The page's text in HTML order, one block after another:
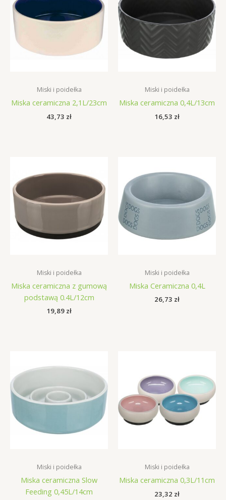
Miski i poidełka
Miska ceramiczna 2,1L/23cm
43,73 zł
Miski i poidełka
Miska ceramiczna 0,4L/13cm
16,53 zł
Miski i poidełka
Miska ceramiczna z gumową
podstawą 0.4L/12cm
19,89 zł
Miski i poidełka
Miska Ceramiczna 0,4L
26,73 zł
Miski i poidełka
Miska ceramiczna Slow
Feeding 0,45L/14cm
Miski i poidełka
Miska ceramiczna 0,3L/11cm
23,32 zł